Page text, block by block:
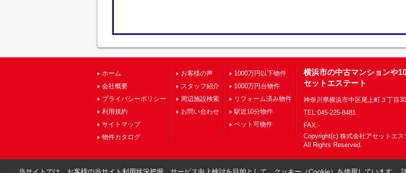
ホーム
会社概要
プライバシーポリシー
利用規約
サイトマップ
物件カタログ
お客様の声
スタッフ紹介
周辺施設検索
お問い合わせ
1000万円以下物件
1000万円台物件
リフォーム済み物件
駅近10分物件
ペット可物件
横浜市の中古マンションや
セットエステート
神奈川県横浜市中区尾上町３丁目
TEL:045-225-8481
FAX:-
Copyright(c) 株式会社アセットエス
All Rights Reserved.